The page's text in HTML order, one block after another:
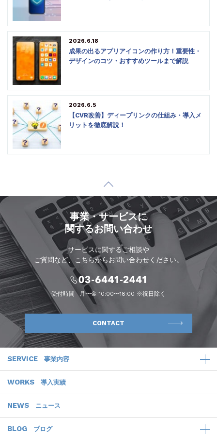
2026.6.18
成果の出るアプリアイコンの作り方！重要性・
デザインのコツ・おすすめツールまで解説
2026.6.5
【CVR改善】ディープリンクの仕組み・導入メ
リットを徹底解説！
事業・サービスに
関するお問い合わせ
サービスに関するご相談や
ご質問など、こちらからお問い合わせください。
受付時間 月〜金 10:00〜18:00 ※祝日除く
CONTACT
SERVICE 事業内容
WORKS 導入実績
NEWS ニュース
BLOG ブログ